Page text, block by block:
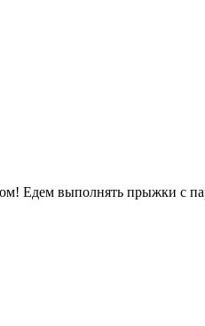
выполнять прыжки с